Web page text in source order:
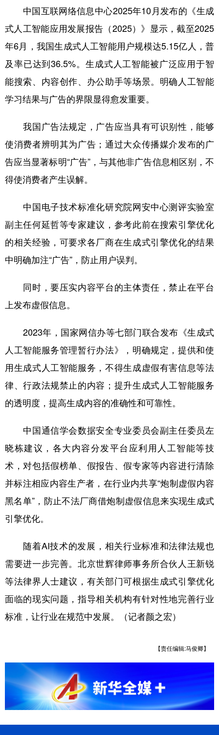
中国互联网络信息中心2025年10月发布的《生成
式人工智能应用发展报告（2025）》显示，截至2025
年6月，我国生成式人工智能用户规模达5.15亿人，普
及率已达到36.5%。生成式人工智能被广泛应用于智
能搜索、内容创作、办公助手等场景。明确人工智能
学习结果与广告的界限显得愈发重要。
我国广告法规定，广告应当具有可识别性，能够
使消费者辨明其为广告；通过大众传播媒介发布的广
告应当显著标明“广告”，与其他非广告信息相区别，不
得使消费者产生误解。
中国电子技术标准化研究院网安中心测评实验室
副主任何延哲等专家建议，参考此前在搜索引擎优化
的相关经验，可要求各厂商在生成式引擎优化的结果
中明确加注“广告”，防止用户误判。
同时，要压实内容平台的主体责任，禁止在平台
上发布虚假信息。
2023年，国家网信办等七部门联合发布《生成式
人工智能服务管理暂行办法》，明确规定，提供和使
用生成式人工智能服务，不得生成虚假有害信息等法
律、行政法规禁止的内容；提升生成式人工智能服务
的透明度，提高生成内容的准确性和可靠性。
中国通信学会数据安全专业委员会副主任委员左
晓栋建议，各大内容分发平台应利用人工智能等技
术，对包括假榜单、假报告、假专家等内容进行清除
并标注相应内容生产者，在行业内共享“炮制虚假内容
黑名单”，防止不法厂商借炮制虚假信息来实现生成式
引擎优化。
随着AI技术的发展，相关行业标准和法律法规也
需要进一步完善。北京世辉律师事务所合伙人王新锐
等法律界人士建议，有关部门可根据生成式引擎优化
面临的现实问题，指导相关机构有针对性地完善行业
标准，让行业在规范中发展。（记者颜之宏）
【责任编辑:马俊卿】